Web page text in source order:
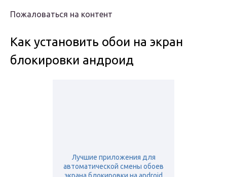
Пожаловаться на контент
Как установить обои на экран
блокировки андроид
Лучшие приложения для
автоматической смены обоев